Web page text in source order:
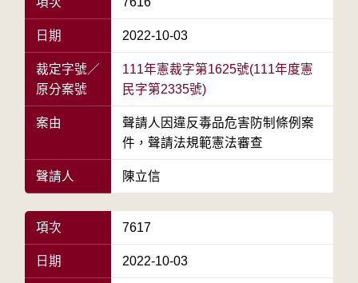
日期 2022-10-03
裁定字號／
原分案號
111年憲裁字第1625號(111年度憲
民字第2335號)
案由
聲請人因違反毒品危害防制條例案
件，聲請法規範憲法審查
聲請人 陳立信
項次 7617
日期 2022-10-03